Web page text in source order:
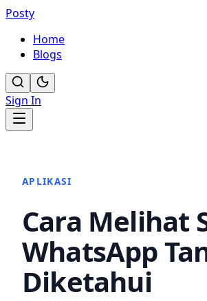
Posty
Home
Blogs
Sign In
APLIKASI
Cara Melihat
WhatsApp
Diketahui